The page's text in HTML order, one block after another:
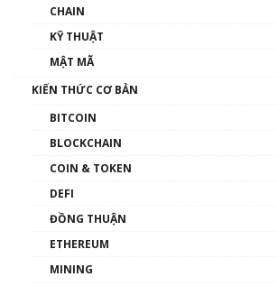
CHAIN
KỸ THUẬT
MẬT MÃ
KIẾN THỨC CƠ BẢN
BITCOIN
BLOCKCHAIN
COIN & TOKEN
DEFI
ĐỒNG THUẬN
ETHEREUM
MINING